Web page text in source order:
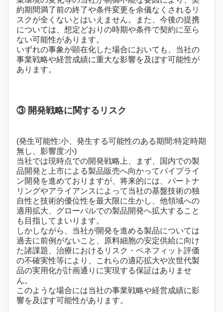
約期間満了前の終了や条件変更を余儀なくされるリ
スクが全くないとはいえません。また、今後の提携
については、想定どおりの時期や条件で契約に至ら
ない可能性があります。
いずれの事象が顕在化した場合においても、当社の
事業戦略や経営成績に重大な影響を及ぼす可能性が
あります。
③ 開発戦略に関するリスク
(発生可能性:小、発生する可能性のある期間:特定時期
無し、影響度:小)
当社では現時点での開発戦略上、まず、国内での製
品開発と上市による製品販売へ向かってパイプライ
ン開発を進めておりますが、将来的には、パートナ
リングやアライアンスによって当社の基盤技術の独
自性と技術的優位性を最大限に生かし、他領域への
適用拡大、グローバルでの製品開発へ拡大すること
も目指してまいります。
しかしながら、当社が開発を進める製品については
過去に前例がないこと、原料細胞の安定供給に向け
た諸課題、治療におけるリスク・ベネフィット評価
の不確実性等により、これらの適応拡大や次世代製
品の実用化が計画通りに実現する保証はありませ
ん。
このような場合には当社の事業戦略や経営成績に影
響を及ぼす可能性があります。